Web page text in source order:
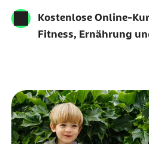
Kostenlose Online-
Fitness, Ernährung